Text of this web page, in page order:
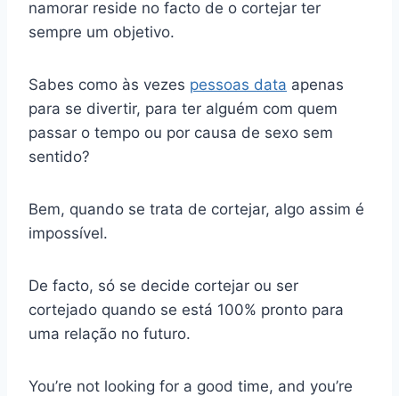
namorar reside no facto de o cortejar ter
sempre um objetivo.
Sabes como às vezes pessoas data apenas
para se divertir, para ter alguém com quem
passar o tempo ou por causa de sexo sem
sentido?
Bem, quando se trata de cortejar, algo assim é
impossível.
De facto, só se decide cortejar ou ser
cortejado quando se está 100% pronto para
uma relação no futuro.
You’re not looking for a good time, and you’re